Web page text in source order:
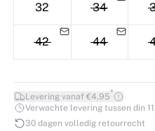
32 34
42 44
Levering vanaf €4,95*
Verwachte levering tussen din
30 dagen volledig retourrecht